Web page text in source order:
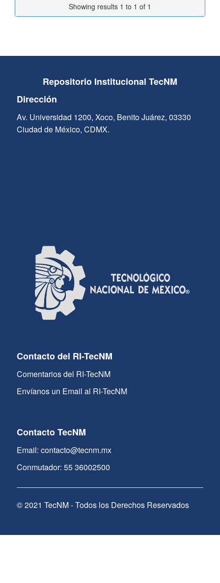
Showing results 1 to 1 of 1
Repositorio Institucional TecNM
Dirección
Av. Universidad 1200, Xoco, Benito Juárez, 03330
Ciudad de México, CDMX.
Contacto del RI-TecNM
Comentarios del RI-TecNM
Envíanos un Email al RI-TecNM
Contacto TecNM
Email: contacto@tecnm.mx
Conmutador: 55 36002500
© 2021 TecNM - Todos los Derechos Reservados